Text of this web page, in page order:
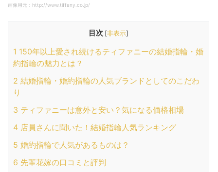
画像用元：http://www.tiffany.co.jp/
目次 [非表示]
1 150年以上愛され続けるティファニーの結婚指輪・婚
約指輪の魅力とは？
2 結婚指輪・婚約指輪の人気ブランドとしてのこだわ
り
3 ティファニーは意外と安い？気になる価格相場
4 店員さんに聞いた！結婚指輪人気ランキング
5 婚約指輪で人気があるものは？
6 先輩花嫁の口コミと評判